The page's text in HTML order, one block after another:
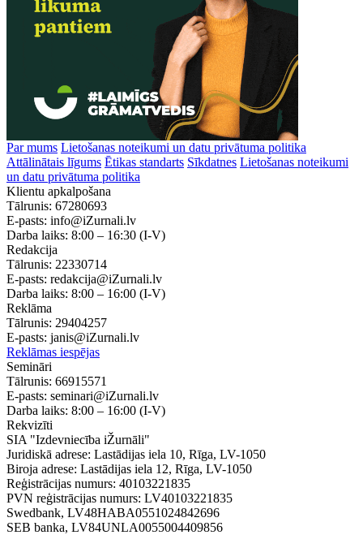
Par mums Lietošanas noteikumi un datu privātuma politika
Attālinātais līgums Ētikas standarts Sīkdatnes Lietošanas noteikumi
un datu privātuma politika
Klientu apkalpošana
Tālrunis: 67280693
E-pasts: info@iZurnali.lv
Darba laiks: 8:00 – 16:30 (I-V)
Redakcija
Tālrunis: 22330714
E-pasts: redakcija@iZurnali.lv
Darba laiks: 8:00 – 16:00 (I-V)
Reklāma
Tālrunis: 29404257
E-pasts: janis@iZurnali.lv
Reklāmas iespējas
Semināri
Tālrunis: 66915571
E-pasts: seminari@iZurnali.lv
Darba laiks: 8:00 – 16:00 (I-V)
Rekvizīti
SIA "Izdevniecība iŽurnāli"
Juridiskā adrese: Lastādijas iela 10, Rīga, LV-1050
Biroja adrese: Lastādijas iela 12, Rīga, LV-1050
Reģistrācijas numurs: 40103221835
PVN reģistrācijas numurs: LV40103221835
Swedbank, LV48HABA0551024842696
SEB banka, LV84UNLA0055004409856